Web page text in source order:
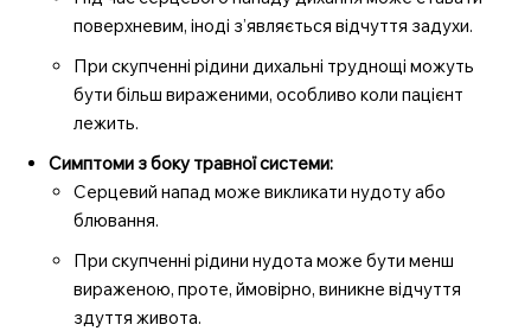
поверхневим, іноді з’являється відчуття задухи.
При скупченні рідини дихальні труднощі можуть
бути більш вираженими, особливо коли пацієнт
лежить.
Симптоми з боку травної системи:
Серцевий напад може викликати нудоту або
блювання.
При скупченні рідини нудота може бути менш
вираженою, проте, ймовірно, виникне відчуття
здуття живота.